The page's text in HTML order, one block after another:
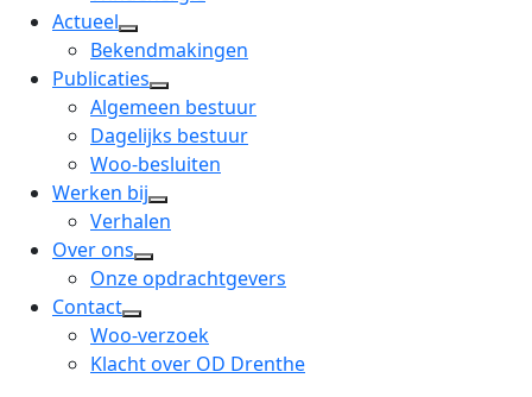
Actueel
open
dropdown
menu
Bekendmakingen
Publicaties
open
dropdown
menu
Algemeen bestuur
Dagelijks bestuur
Woo-besluiten
Werken bij
open
menu
Verhalen
Over ons
open
dropdown
menu
Onze opdrachtgevers
Contact
open
dropdown
Woo-verzoek
Klacht over OD Drenthe